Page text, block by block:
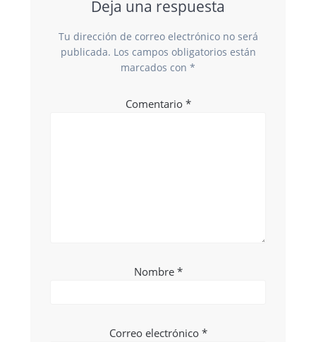
Deja una respuesta
Tu dirección de correo electrónico no será
publicada. Los campos obligatorios están
marcados con *
Comentario *
Nombre *
Correo electrónico *